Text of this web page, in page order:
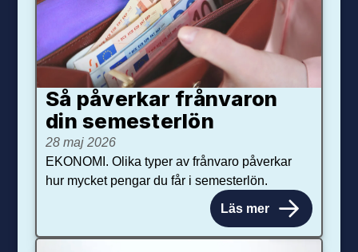
Så påverkar från­varon
din semester­lön
28 maj 2026
EKONOMI. Olika typer av frånvaro påverkar
hur mycket pengar du får i semesterlön.
Läs mer